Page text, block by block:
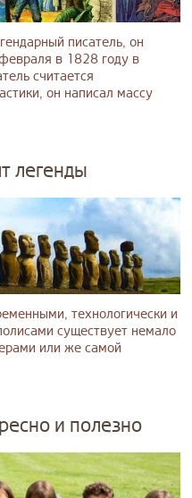
писатель, он
в 1828 году в
считается
он написал массу
легенды
технологически и
существует немало
или же самой
и полезно